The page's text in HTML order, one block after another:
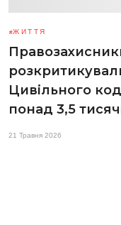
ЖИТТЯ
Цивільного
понад 3,5
21 Травня 2026